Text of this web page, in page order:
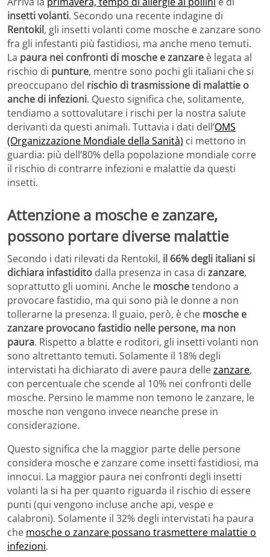
insetti volanti. Secondo una recente indagine di
Rentokil, gli insetti volanti come mosche e zanzare sono
fra gli infestanti più fastidiosi, ma anche meno temuti.
La paura nei confronti di mosche e zanzare è legata al
rischio di punture, mentre sono pochi gli italiani che si
preoccupano del rischio di trasmissione di malattie o
anche di infezioni. Questo significa che, solitamente,
tendiamo a sottovalutare i rischi per la nostra salute
derivanti da questi animali. Tuttavia i dati dell’OMS
(Organizzazione Mondiale della Sanità) ci mettono in
guardia: più dell’80% della popolazione mondiale corre
il rischio di contrarre infezioni e malattie da questi
insetti.
Attenzione a mosche e zanzare,
possono portare diverse malattie
Secondo i dati rilevati da Rentokil, il 66% degli italiani si
dichiara infastidito dalla presenza in casa di zanzare,
soprattutto gli uomini. Anche le moschetendono a
provocare fastidio, ma qui sono pià le donne a non
tollerarne la presenza. Il guaio, però, è che mosche e
zanzare provocano fastidio nelle persone, ma non
paura. Rispetto a blatte e roditori, gli insetti volanti non
sono altrettanto temuti. Solamente il 18% degli
intervistati ha dichiarato di avere paura dellezanzare,
con percentuale che scende al 10% nei confronti delle
mosche. Persino le mamme non temono le zanzare, le
mosche non vengono invece neanche prese in
considerazione.
Questo significa che la maggior parte delle persone
considera mosche e zanzare come insetti fastidiosi, ma
innocui. La maggior paura nei confronti degli insetti
volanti la si ha per quanto riguarda il rischio di essere
punti (qui vengono incluse anche api, vespe e
calabroni). Solamente il 32% degli intervistati ha paura
che mosche o zanzare possano trasmettere malattie o
infezioni.